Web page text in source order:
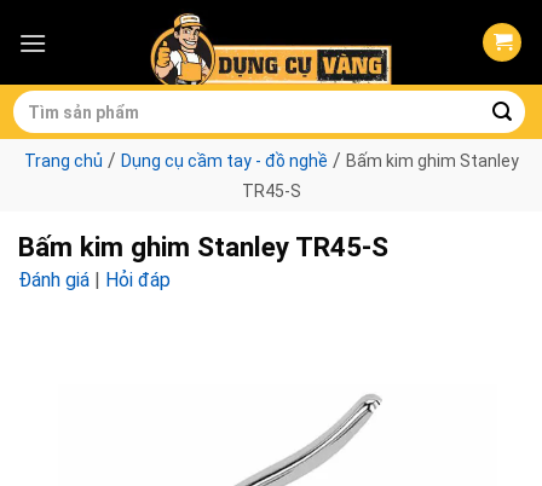
Tìm
kiếm:
Trang chủ / Dụng cụ cầm tay - đồ nghề / Bấm kim ghim Stanley
TR45-S
Bấm kim ghim Stanley TR45-S
Đánh giá | Hỏi đáp